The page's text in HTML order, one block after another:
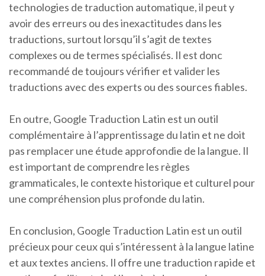
technologies de traduction automatique, il peut y
avoir des erreurs ou des inexactitudes dans les
traductions, surtout lorsqu’il s’agit de textes
complexes ou de termes spécialisés. Il est donc
recommandé de toujours vérifier et valider les
traductions avec des experts ou des sources fiables.
En outre, Google Traduction Latin est un outil
complémentaire à l’apprentissage du latin et ne doit
pas remplacer une étude approfondie de la langue. Il
est important de comprendre les règles
grammaticales, le contexte historique et culturel pour
une compréhension plus profonde du latin.
En conclusion, Google Traduction Latin est un outil
précieux pour ceux qui s’intéressent à la langue latine
et aux textes anciens. Il offre une traduction rapide et